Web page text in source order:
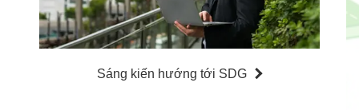
Sáng kiến ​​hướng tới SDG